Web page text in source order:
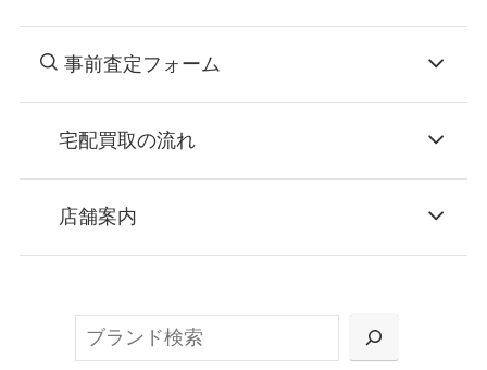
事前査定フォーム
宅配買取の流れ
お申込み
または梱包材不要の「集荷申込」からお選び
店舗案内